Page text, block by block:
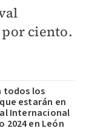
por ciento.
todos los
estarán en
Internacional
2024 en León